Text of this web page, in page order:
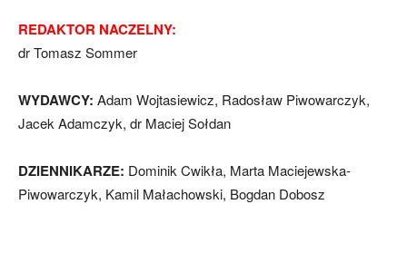
REDAKTOR NACZELNY:
dr Tomasz Sommer
WYDAWCY: Adam Wojtasiewicz, Radosław Piwowarczyk,
Jacek Adamczyk, dr Maciej Sołdan
DZIENNIKARZE: Dominik Cwikła, Marta Maciejewska-
Piwowarczyk, Kamil Małachowski, Bogdan Dobosz